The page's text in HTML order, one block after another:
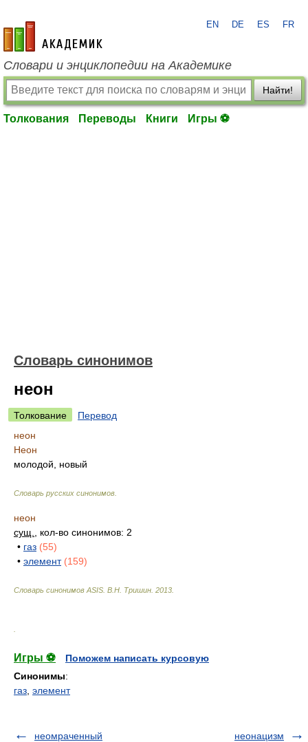
academic.ru
EN DE ES FR
Словари и энциклопедии на Академике
Найти!
Толкования Переводы Книги Игры ⚽
Словарь синонимов
неон
Толкование
Перевод
неон
Неон
молодой, новый
Словарь русских синонимов
неон
сущ.
, кол-во синонимов: 2
• газ (55)
• элемент (159)
Словарь синонимов ASIS. В.Н. Тришин 2013
Игры ⚽
Поможем написать курсовую
Синонимы:
газ элемент
неомраченный неонацизм